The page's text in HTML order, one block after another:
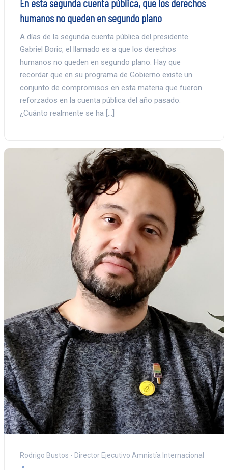
humanos no queden en segundo plano
A días de la segunda cuenta pública del presidente
Gabriel Boric, el llamado es a que los derechos
humanos no queden en segundo plano. Hay que
recordar que en su programa de Gobierno existe un
conjunto de compromisos en esta materia que fueron
reforzados en la cuenta pública del año pasado.
¿Cuánto realmente se ha […]
Rodrigo Bustos - Director Ejecutivo Amnistía Internacional